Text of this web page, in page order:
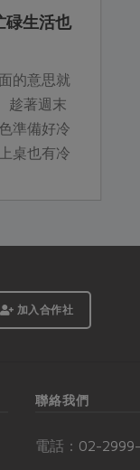
碌生活也
的意思就
趁著週末
準備好冷
桌也有冷
加入合作社
聯絡我們
電話： 02-